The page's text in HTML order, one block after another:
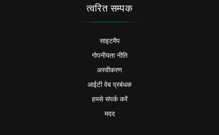
त्वरित सम्पक
साइटमैप
गोपनीयता नीति
अस्वीकरण
आईटी वेब प्रबंधक
हमसे संपर्क करें
मदद